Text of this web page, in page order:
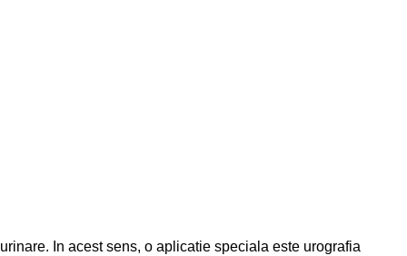
In acest sens, o aplicatie speciala este urografia